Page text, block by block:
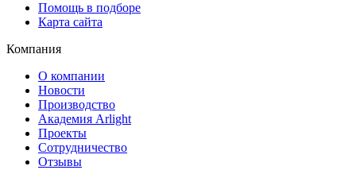
Помощь в подборе
Карта сайта
Компания
О компании
Новости
Производство
Академия Arlight
Проекты
Сотрудничество
Отзывы